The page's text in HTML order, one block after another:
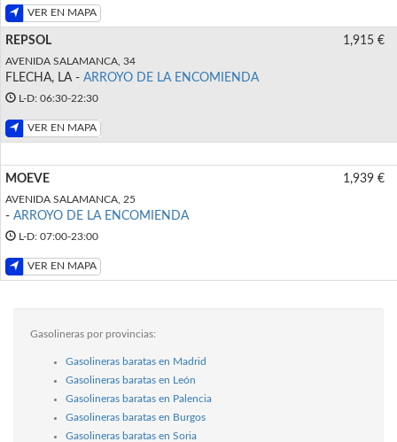
VER EN MAPA
REPSOL
AVENIDA SALAMANCA, 34
FLECHA, LA - ARROYO DE LA ENCOMIENDA
L-D: 06:30-22:30
VER EN MAPA
1,915 €
MOEVE
AVENIDA SALAMANCA, 25
- ARROYO DE LA ENCOMIENDA
L-D: 07:00-23:00
VER EN MAPA
1,939 €
Gasolineras por provincias:
Gasolineras baratas en Madrid
Gasolineras baratas en León
Gasolineras baratas en Palencia
Gasolineras baratas en Burgos
Gasolineras baratas en Soria